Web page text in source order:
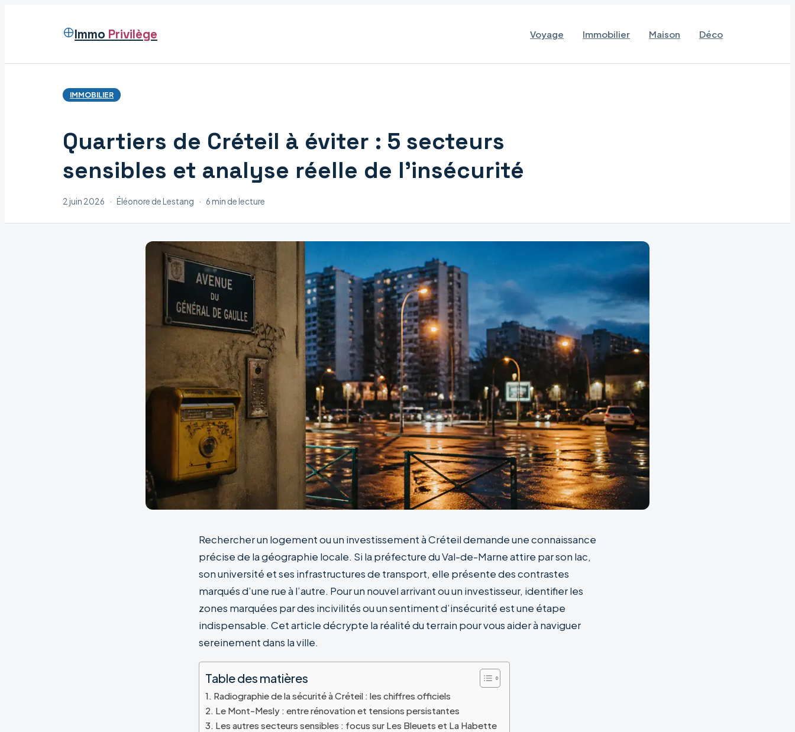
Immo Privilège Voyage Immobilier Maison Déco
IMMOBILIER
Quartiers de Créteil à éviter : 5 secteurs
sensibles et analyse réelle de l’insécurité
2 juin 2026 · Éléonore de Lestang · 6 min de lecture
Rechercher un logement ou un investissement à Créteil demande une connaissance
précise de la géographie locale. Si la préfecture du Val-de-Marne attire par son lac,
son université et ses infrastructures de transport, elle présente des contrastes
marqués d’une rue à l’autre. Pour un nouvel arrivant ou un investisseur, identifier les
zones marquées par des incivilités ou un sentiment d’insécurité est une étape
indispensable. Cet article décrypte la réalité du terrain pour vous aider à naviguer
sereinement dans la ville.
Table des matières
Radiographie de la sécurité à Créteil : les chiffres officiels
Le Mont-Mesly : entre rénovation et tensions persistantes
Les autres secteurs sensibles : focus sur Les Bleuets et La Habette